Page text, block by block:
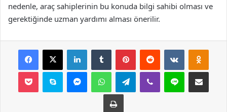
nedenle, araç sahiplerinin bu konuda bilgi sahibi olması ve
gerektiğinde uzman yardımı alması önerilir.
Facebook
X LinkedInTumblr PinterestReddit VKontakte
Pocket Skype MessengerWhatsAppTelegramViber Line E-Posta ile
Yazdır